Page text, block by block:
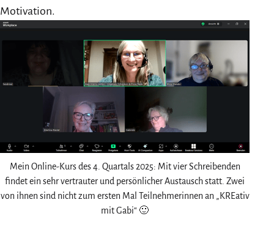
Motivation.
Mein Online-Kurs des 4. Quartals 2025: Mit vier Schreibenden
findet ein sehr vertrauter und persönlicher Austausch statt. Zwei
von ihnen sind nicht zum ersten Mal Teilnehmerinnen an „KREativ
mit Gabi“ 🙂